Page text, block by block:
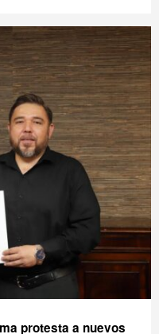
protesta a nuevos